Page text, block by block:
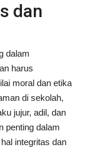
dan
dalam
harus
moral dan etika
di sekolah,
jujur, adil, dan
penting dalam
integritas dan